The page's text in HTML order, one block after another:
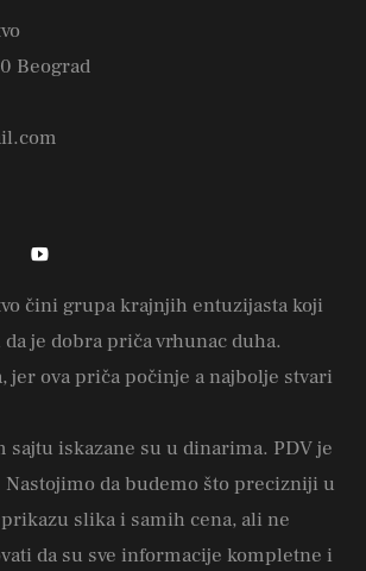
Beograd
čini grupa krajnjih entuzijasta koji
je dobra priča vrhunac duha.
jer ova priča počinje a najbolje stvari
sajtu iskazane su u dinarima. PDV je
da budemo što precizniji u
slika i samih cena, ali ne
da su sve informacije kompletne i